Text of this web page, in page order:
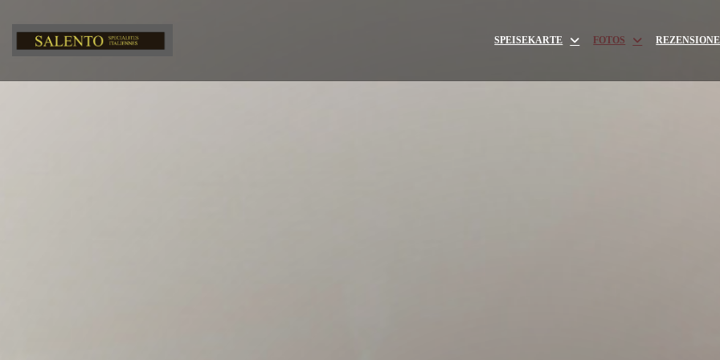
SPEISEKARTE FOTOS